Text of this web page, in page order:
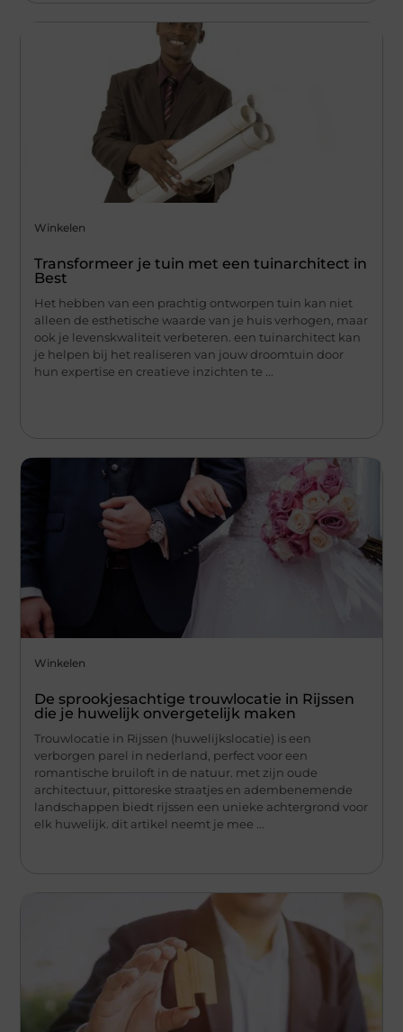
Winkelen
Transformeer je tuin met een tuinarchitect in
Best
Het hebben van een prachtig ontworpen tuin kan niet
alleen de esthetische waarde van je huis verhogen, maar
ook je levenskwaliteit verbeteren. een tuinarchitect kan
je helpen bij het realiseren van jouw droomtuin door
hun expertise en creatieve inzichten te ...
Winkelen
De sprookjesachtige trouwlocatie in Rijssen
die je huwelijk onvergetelijk maken
Trouwlocatie in Rijssen (huwelijkslocatie) is een
verborgen parel in nederland, perfect voor een
romantische bruiloft in de natuur. met zijn oude
architectuur, pittoreske straatjes en adembenemende
landschappen biedt rijssen een unieke achtergrond voor
elk huwelijk. dit artikel neemt je mee ...